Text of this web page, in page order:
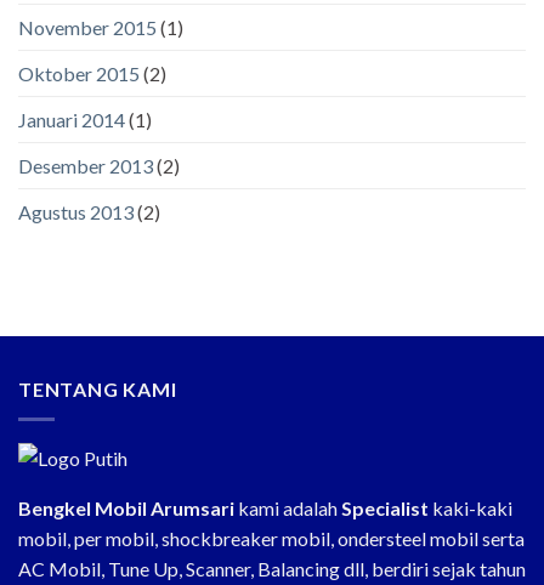
November 2015 (1)
Oktober 2015 (2)
Januari 2014(1)
Desember 2013(2)
Agustus 2013(2)
TENTANG KAMI
Bengkel Mobil Arumsari kami adalahSpecialist kaki-kaki
mobil, per mobil, shockbreaker mobil, ondersteel mobil serta
AC Mobil, Tune Up, Scanner, Balancing dll, berdiri sejak tahun